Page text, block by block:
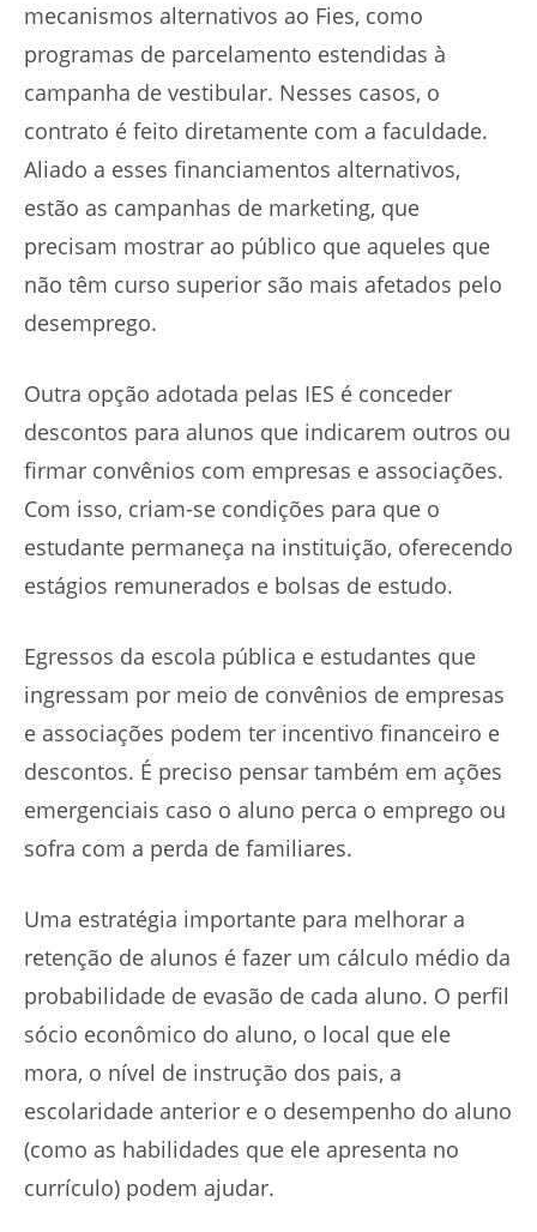
mecanismos alternativos ao Fies, como
programas de parcelamento estendidas à
campanha de vestibular. Nesses casos, o
contrato é feito diretamente com a faculdade.
Aliado a esses financiamentos alternativos,
estão as campanhas de marketing, que
precisam mostrar ao público que aqueles que
não têm curso superior são mais afetados pelo
desemprego.
Outra opção adotada pelas IES é conceder
descontos para alunos que indicarem outros ou
firmar convênios com empresas e associações.
Com isso, criam-se condições para que o
estudante permaneça na instituição, oferecendo
estágios remunerados e bolsas de estudo.
Egressos da escola pública e estudantes que
ingressam por meio de convênios de empresas
e associações podem ter incentivo financeiro e
descontos. É preciso pensar também em ações
emergenciais caso o aluno perca o emprego ou
sofra com a perda de familiares.
Uma estratégia importante para melhorar a
retenção de alunos é fazer um cálculo médio da
probabilidade de evasão de cada aluno. O perfil
sócio econômico do aluno, o local que ele
mora, o nível de instrução dos pais, a
escolaridade anterior e o desempenho do aluno
(como as habilidades que ele apresenta no
currículo) podem ajudar.